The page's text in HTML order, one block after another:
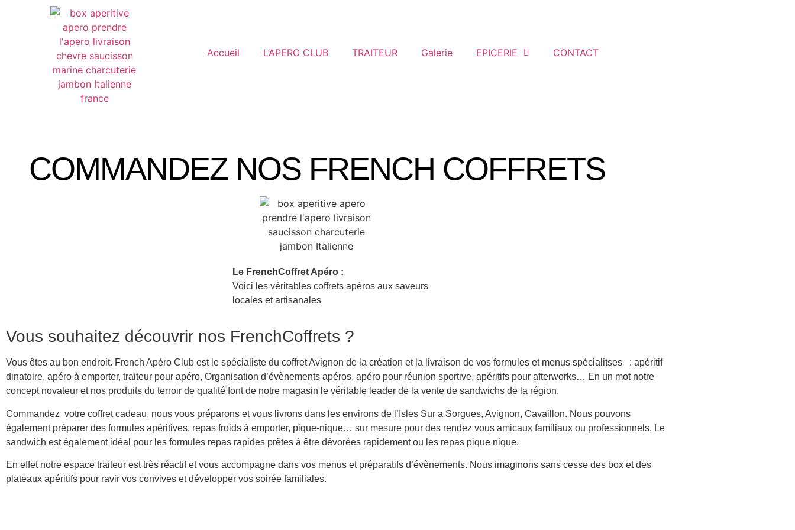
Accueil L’APERO CLUB TRAITEUR Galerie EPICERIE CONTACT
COMMANDEZ NOS FRENCH COFFRETS
Le FrenchCoffret Apéro :
Voici les véritables coffrets apéros aux saveurs
locales et artisanales
Vous souhaitez découvrir nos FrenchCoffrets ?
Vous êtes au bon endroit. French Apéro Club est le spécialiste du coffret Avignon de la création et la livraison de vos formules et menus spécialitses : apéritif
dinatoire, apéro à emporter, traiteur pour apéro, Organisation d’évènements apéros, apéro pour réunion sportive, apéritifs pour afterworks… En un mot notre
concept novateur et nos produits du terroir de qualité font de notre magasin le véritable leader de la vente de sandwichs de la région.
Commandez votre coffret cadeau, nous vous préparons et vous livrons dans les environs de l’Isles Sur a Sorgues, Avignon, Cavaillon. Nous pouvons
également préparer des formules apéritives, repas froids à emporter, pique-nique… sur mesure pour des rendez vous amicaux familiaux ou professionnels. Le
sandwich est également idéal pour les formules repas rapides prêtes à être dévorées rapidement ou les repas pique nique.
En effet notre espace traiteur est très réactif et vous accompagne dans vos menus et préparatifs d’évènements. Nous imaginons sans cesse des box et des
plateaux apéritifs pour ravir vos convives et développer vos soirée familiales.